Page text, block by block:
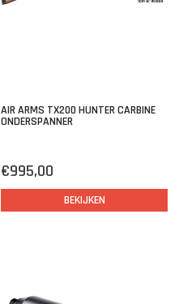
AIR ARMS TX200 HUNTER CARBINE
ONDERSPANNER
€995,00
BEKIJKEN